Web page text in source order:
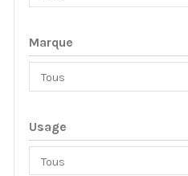
Marque
Usage